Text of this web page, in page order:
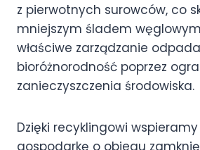
z pierwotnych surowców, co
mniejszym śladem
właściwe zarządzanie
bioróżnorodność poprzez
zanieczyszczenia środowiska.
Dzięki recyklingowi
gospodarkę o obiegu